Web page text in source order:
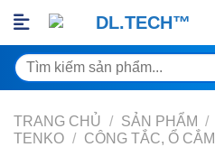
Skip
content
Tìm
kiếm:
TRANG CHỦ / SẢN PHẨM /
TENKO / CÔNG TẮC, Ổ